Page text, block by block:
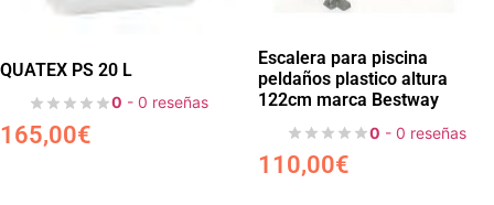
QUATEX PS 20 L
0 - 0 reseñas
165,00€
Escalera para piscina
peldaños plastico altura
122cm marca Bestway
0 - 0 reseñas
110,00€